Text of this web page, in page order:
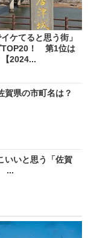
イケてると思う街」
TOP20！ 第1位は
【2024...
賀県の市町名は？
いいと思う「佐賀
...